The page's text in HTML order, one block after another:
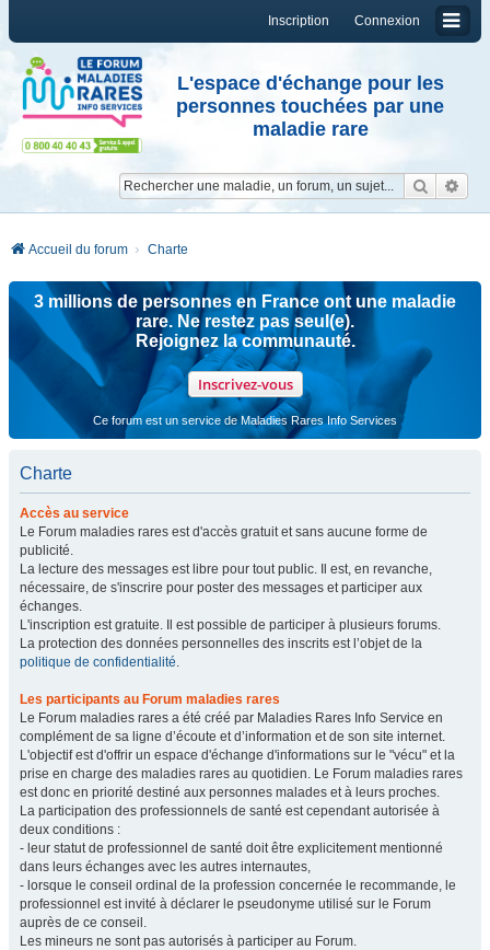
Connexion
Inscription
L'espace d'échange pour les
personnes touchées par une
maladie rare
Accueil du forum Charte
3 millions de personnes en France ont une maladie
rare. Ne restez pas seul(e).
Rejoignez la communauté.
Inscrivez-vous
Ce forum est un service de Maladies Rares Info Services
Charte
Accès au service
Le Forum maladies rares est d'accès gratuit et sans aucune forme de
publicité.
La lecture des messages est libre pour tout public. Il est, en revanche,
nécessaire, de s'inscrire pour poster des messages et participer aux
échanges.
L'inscription est gratuite. Il est possible de participer à plusieurs forums.
La protection des données personnelles des inscrits est l’objet de la
politique de confidentialité.
Les participants au Forum maladies rares
Le Forum maladies rares a été créé par Maladies Rares Info Service en
complément de sa ligne d’écoute et d’information et de son site internet.
L'objectif est d'offrir un espace d'échange d'informations sur le "vécu" et la
prise en charge des maladies rares au quotidien. Le Forum maladies rares
est donc en priorité destiné aux personnes malades et à leurs proches.
La participation des professionnels de santé est cependant autorisée à
deux conditions :
- leur statut de professionnel de santé doit être explicitement mentionné
dans leurs échanges avec les autres internautes,
- lorsque le conseil ordinal de la profession concernée le recommande, le
professionnel est invité à déclarer le pseudonyme utilisé sur le Forum
auprès de ce conseil.
Les mineurs ne sont pas autorisés à participer au Forum.